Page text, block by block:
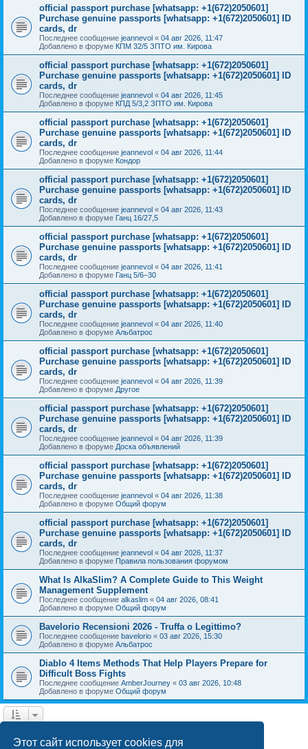
Этот сайт использует cookies для
official passport purchase [whatsapp: +1(672)2050601]
Purchase genuine passports [whatsapp: +1(672)2050601] ID
cards, dr
Последнее сообщение jeannevol « 04 авг 2026, 11:47
Добавлено в форуме КПМ 32/5 ЗПТО им. Кирова
official passport purchase [whatsapp: +1(672)2050601]
Purchase genuine passports [whatsapp: +1(672)2050601] ID
cards, dr
Последнее сообщение jeannevol « 04 авг 2026, 11:45
Добавлено в форуме КПД 5/3,2 ЗПТО им. Кирова
official passport purchase [whatsapp: +1(672)2050601]
Purchase genuine passports [whatsapp: +1(672)2050601] ID
cards, dr
Последнее сообщение jeannevol « 04 авг 2026, 11:44
Добавлено в форуме Кондор
official passport purchase [whatsapp: +1(672)2050601]
Purchase genuine passports [whatsapp: +1(672)2050601] ID
cards, dr
Последнее сообщение jeannevol « 04 авг 2026, 11:43
Добавлено в форуме Ганц 16/27,5
official passport purchase [whatsapp: +1(672)2050601]
Purchase genuine passports [whatsapp: +1(672)2050601] ID
cards, dr
Последнее сообщение jeannevol « 04 авг 2026, 11:41
Добавлено в форуме Ганц 5/6–30
official passport purchase [whatsapp: +1(672)2050601]
Purchase genuine passports [whatsapp: +1(672)2050601] ID
cards, dr
Последнее сообщение jeannevol « 04 авг 2026, 11:40
Добавлено в форуме Альбатрос
official passport purchase [whatsapp: +1(672)2050601]
Purchase genuine passports [whatsapp: +1(672)2050601] ID
cards, dr
Последнее сообщение jeannevol « 04 авг 2026, 11:39
Добавлено в форуме Другое
official passport purchase [whatsapp: +1(672)2050601]
Purchase genuine passports [whatsapp: +1(672)2050601] ID
cards, dr
Последнее сообщение jeannevol « 04 авг 2026, 11:39
Добавлено в форуме Доска объявлений
official passport purchase [whatsapp: +1(672)2050601]
Purchase genuine passports [whatsapp: +1(672)2050601] ID
cards, dr
Последнее сообщение jeannevol « 04 авг 2026, 11:38
Добавлено в форуме Общий форум
official passport purchase [whatsapp: +1(672)2050601]
Purchase genuine passports [whatsapp: +1(672)2050601] ID
cards, dr
Последнее сообщение jeannevol « 04 авг 2026, 11:37
Добавлено в форуме Правила пользования форумом
What Is AlkaSlim? A Complete Guide to This Weight
Management Supplement
Последнее сообщение alkaslim « 04 авг 2026, 08:41
Добавлено в форуме Общий форум
Bavelorio Recensioni 2026 - Truffa o Legittimo?
Последнее сообщение bavelorio « 03 авг 2026, 15:30
Добавлено в форуме Альбатрос
Diablo 4 Items Methods That Help Players Prepare for
Difficult Boss Fights
Последнее сообщение AmberJourney « 03 авг 2026, 10:48
Добавлено в форуме Общий форум